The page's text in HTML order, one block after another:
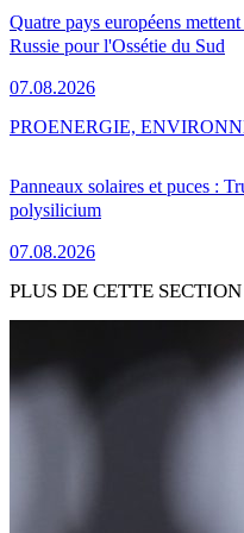
Quatre pays européens
Russie pour l'Ossétie du Sud
07.08.2026
Panneaux solaires et puces :
polysilicium
07.08.2026
PROENERGIE,
PLUS DE CETTE SECTION